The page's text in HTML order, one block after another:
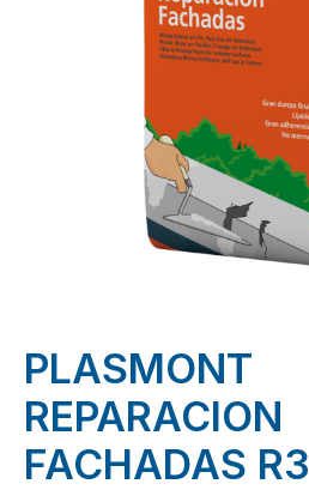
PLASMONT
REPARACION
FACHADAS R3